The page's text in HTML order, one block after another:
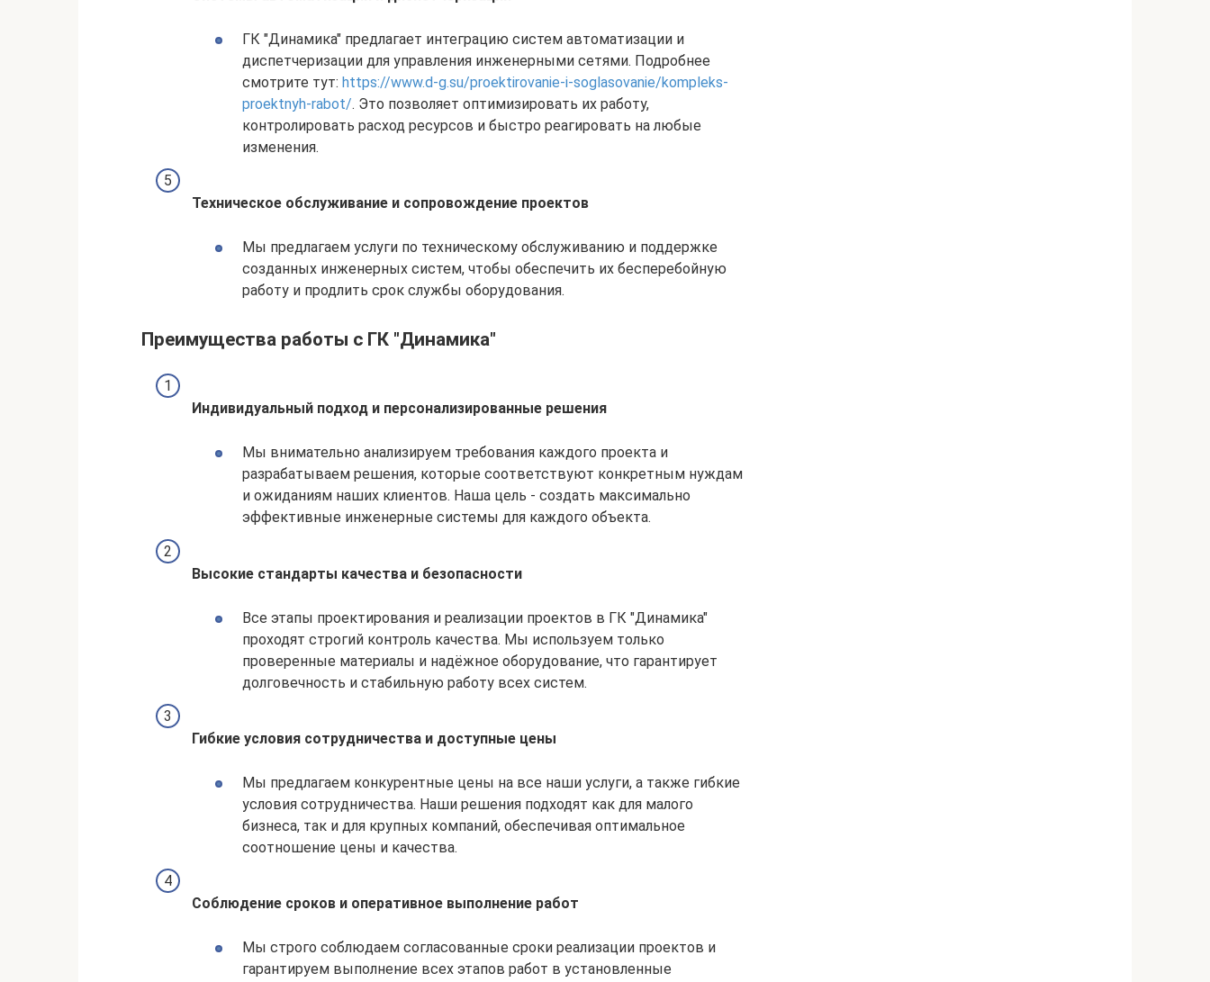
ГК "Динамика" предлагает интеграцию систем автоматизации и
диспетчеризации для управления инженерными сетями. Подробнее
смотрите тут: https://www.d-g.su/proektirovanie-i-soglasovanie/kompleks-
proektnyh-rabot/. Это позволяет оптимизировать их работу,
контролировать расход ресурсов и быстро реагировать на любые
изменения.
Техническое обслуживание и сопровождение проектов
Мы предлагаем услуги по техническому обслуживанию и поддержке
созданных инженерных систем, чтобы обеспечить их бесперебойную
работу и продлить срок службы оборудования.
Преимущества работы с ГК "Динамика"
Индивидуальный подход и персонализированные решения
Мы внимательно анализируем требования каждого проекта и
разрабатываем решения, которые соответствуют конкретным нуждам
и ожиданиям наших клиентов. Наша цель - создать максимально
эффективные инженерные системы для каждого объекта.
Высокие стандарты качества и безопасности
Все этапы проектирования и реализации проектов в ГК "Динамика"
проходят строгий контроль качества. Мы используем только
проверенные материалы и надёжное оборудование, что гарантирует
долговечность и стабильную работу всех систем.
Гибкие условия сотрудничества и доступные цены
Мы предлагаем конкурентные цены на все наши услуги, а также гибкие
условия сотрудничества. Наши решения подходят как для малого
бизнеса, так и для крупных компаний, обеспечивая оптимальное
соотношение цены и качества.
Соблюдение сроков и оперативное выполнение работ
Мы строго соблюдаем согласованные сроки реализации проектов и
гарантируем выполнение всех этапов работ в установленные